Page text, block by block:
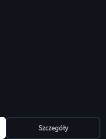
Szczegóły